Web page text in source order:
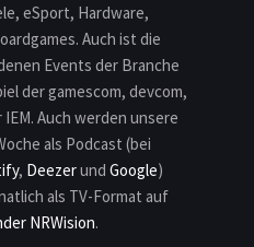
eSport, Hardware,
Auch ist die
Events der Branche
der gamescom, devcom,
IEM. Auch werden unsere
als Podcast (bei
, Deezerund Google)
als TV-Format auf
NRWision.